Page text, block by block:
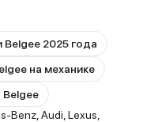
2025 года
на механике
Audi, Lexus,